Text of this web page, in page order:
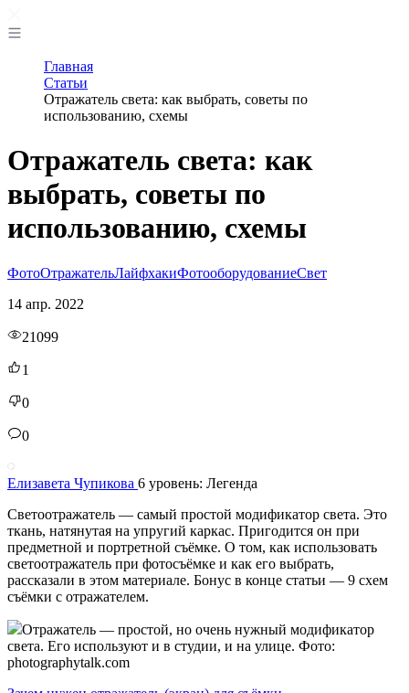
Главная
Статьи
Отражатель света: как выбрать, советы по
использованию, схемы
Отражатель света: как
выбрать, советы по
использованию, схемы
ФотоОтражательЛайфхакиФотооборудованиеСвет
14 апр. 2022
21099
1
0
0
Елизавета Чупикова 6 уровень: Легенда
Светоотражатель — самый простой модификатор света. Это
ткань, натянутая на упругий каркас. Пригодится он при
предметной и портретной съёмке. О том, как использовать
светоотражатель при фотосъёмке и как его выбрать,
рассказали в этом материале. Бонус в конце статьи — 9 схем
съёмки с отражателем.
Отражатель — простой, но очень нужный модификатор
света. Его используют и в студии, и на улице. Фото:
photographytalk.com